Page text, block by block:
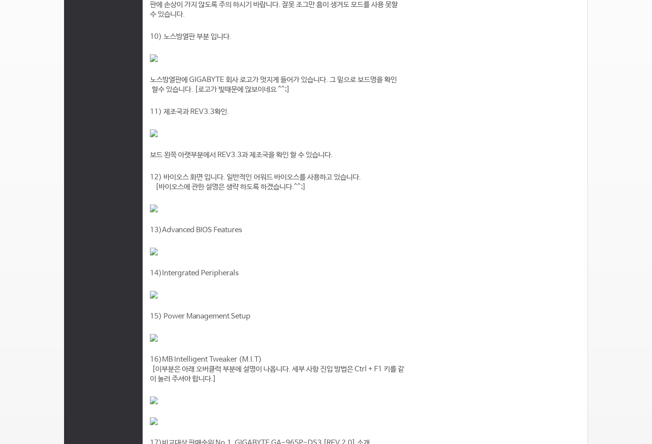
판에 손상이 가지 않도록 주의 하시기 바랍니다. 잘못 조그만 흠이 생겨도 모드를 사용 못할
수 있습니다.
10) 노스방열판 부분 입니다.
노스방열판에 GIGABYTE 회사 로고가 멋지게 들어가 있습니다. 그 밑으로 보드명을 확인
할수 있습니다. [로고가 빛때문에 않보이네요 ^^;]
11) 제조국과 REV3.3확인.
보드 왼쪽 아랫부분에서 REV3.3과 제조국을 확인 할 수 있습니다.
12) 바이오스 화면 입니다. 일반적인 어워드 바이오스를 사용하고 있습니다.
[바이오스에 관한 설명은 생략 하도록 하겠습니다.^^;]
13)Advanced BIOS Features
14)I ntergrated Peripherals
15) Power Management Setup
16)MB Intelligent Tweaker (M.I.T)
[이부분은 아래 오버클럭 부분에 설명이 나옵니다. 세부 사항 진입 방법은 Ctrl + F1 키를 같
이 눌러 주셔야 합니다.]